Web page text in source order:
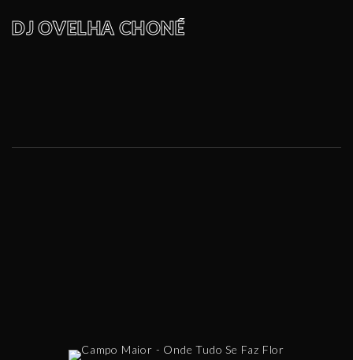
DJ OVELHA CHONÉ